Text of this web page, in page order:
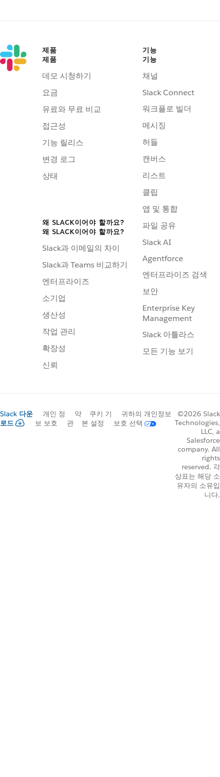
제품
제품
데모 시청하기
요금
유료와 무료 비교
접근성
기능 릴리스
변경 로그
상태
왜 SLACK이어야 할까요?
왜 SLACK이어야 할까요?
Slack과 이메일의 차이
Slack과 Teams 비교하기
엔터프라이즈
소기업
생산성
작업 관리
확장성
신뢰
기능
기능
채널
Slack Connect
워크플로 빌더
메시징
허들
캔버스
리스트
클립
앱 및 통합
파일 공유
Slack AI
Agentforce
엔터프라이즈 검색
보안
Enterprise Key
Management
Slack 아틀라스
모든 기능 보기
Slack 다운
로드
개인 정
보 보호
약
관
쿠키 기
본 설정
귀하의 개인정보
보호 선택
©2026 Slack
Technologies,
LLC, a
Salesforce
company. All
rights
reserved. 각
상표는 해당 소
유자의 소유입
니다.